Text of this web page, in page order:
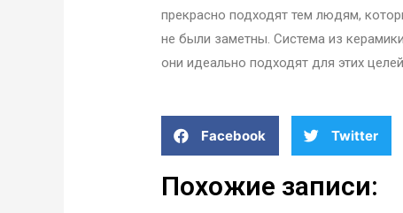
прекрасно подходят тем людям,
не были заметны. Система из
они идеально подходят для этих
Facebook Twitter
Похожие записи: